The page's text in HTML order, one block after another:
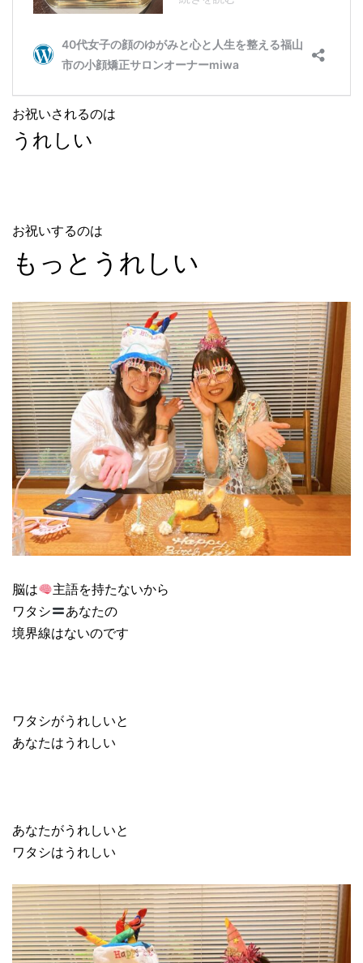
お祝いされるのは
うれしい
お祝いするのは
もっとうれしい
脳は
主語を持たないから
ワタシ
あなたの
境界線はないのです
ワタシがうれしいと
あなたはうれしい
あなたがうれしいと
ワタシはうれしい